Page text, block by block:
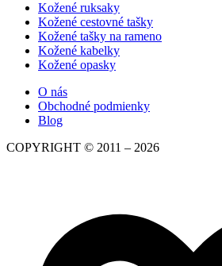
Kožené ruksaky
Kožené cestovné tašky
Kožené tašky na rameno
Kožené kabelky
Kožené opasky
O nás
Obchodné podmienky
Blog
COPYRIGHT © 2011 – 2026